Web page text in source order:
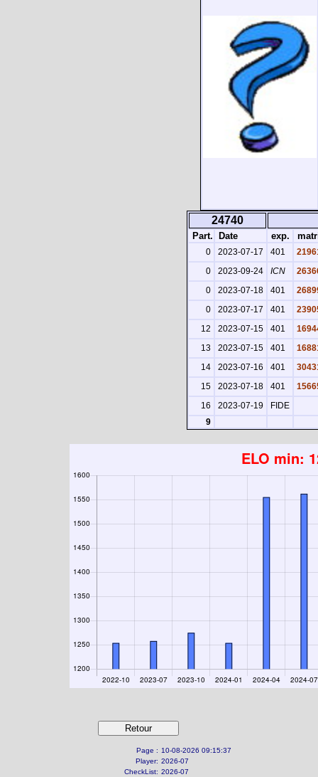
24740
Part. Date exp.
0 2023-07-17 401
0
2023-09-24 ICN
0
2023-07-18 401
0
2023-07-17 401
12
2023-07-15 401
13
2023-07-15 401
14
2023-07-16 401
15
2023-07-18 401
16
2023-07-19
FIDE
9
Page : 10-08-2026 09:15:37
Player: 2026-07
CheckList: 2026-07